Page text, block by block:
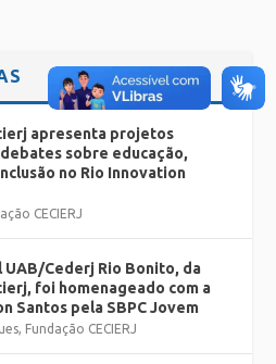
apresenta projetos
sobre educação,
no Rio Innovation
CECIERJ
UAB/Cederj Rio Bonito, da
foi homenageado com a
Santos pela SBPC Jovem
, Fundação CECIERJ